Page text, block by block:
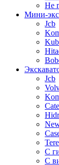
Не
Мини-
Jcb
Jcb
С
С